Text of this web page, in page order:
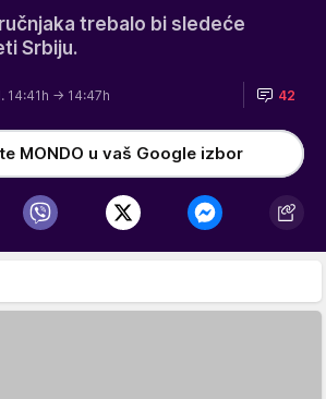
trebalo bi sledeće
Srbiju.
14:41h → 14:47h 42
MONDO u vaš Google izbor